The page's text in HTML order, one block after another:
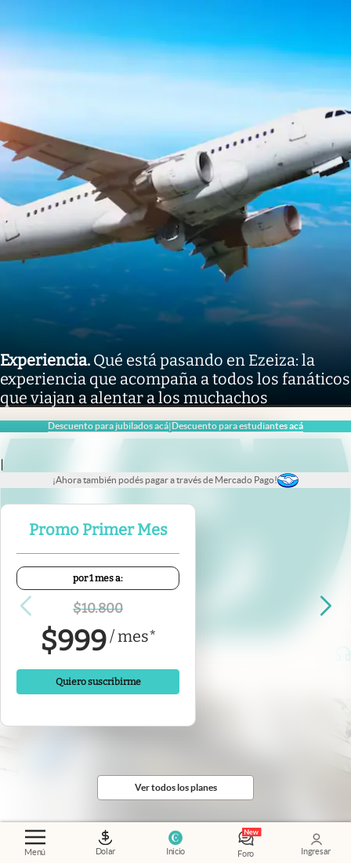
Menú Dolar Inicio Foro Ingresar
Descuento para jubilados acáabre en nueva pestaña
|Descuento para estudiantes acáabre en
|
¡Ahora también podés pagar a través de Mercado Pago!
Promo Primer Mes
por 1 mes a:
$10.800
$999/mes*
Quiero suscribirme
Ver todos los planes
Experiencia. Qué está pasando en Ezeiza: la
experiencia que acompaña a todos los fanáticos
que viajan a alentar a los muchachos
spotify